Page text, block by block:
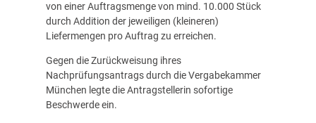
von einer Auftragsmenge von mind. 10.000 Stück
durch Addition der jeweiligen (kleineren)
Liefermengen pro Auftrag zu erreichen.
Gegen die Zurückweisung ihres
Nachprüfungsantrags durch die Vergabekammer
München legte die Antragstellerin sofortige
Beschwerde ein.